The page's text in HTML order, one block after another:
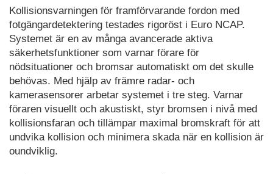
Kollisionsvarningen för framförvarande fordon med
fotgängardetektering testades rigoröst i Euro NCAP.
Systemet är en av många avancerade aktiva
säkerhetsfunktioner som varnar förare för
nödsituationer och bromsar automatiskt om det skulle
behövas. Med hjälp av främre radar- och
kamerasensorer arbetar systemet i tre steg. Varnar
föraren visuellt och akustiskt, styr bromsen i nivå med
kollisionsfaran och tillämpar maximal bromskraft för att
undvika kollision och minimera skada när en kollision är
oundviklig.